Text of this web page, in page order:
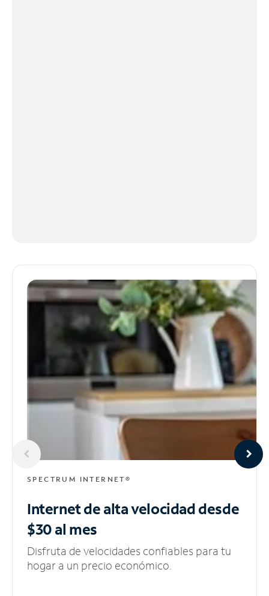
SPECTRUM INTERNET®
Internet de alta velocidaddesde
$30 al mes
Disfruta de velocidades confiables para tu
hogar a un precio económico.